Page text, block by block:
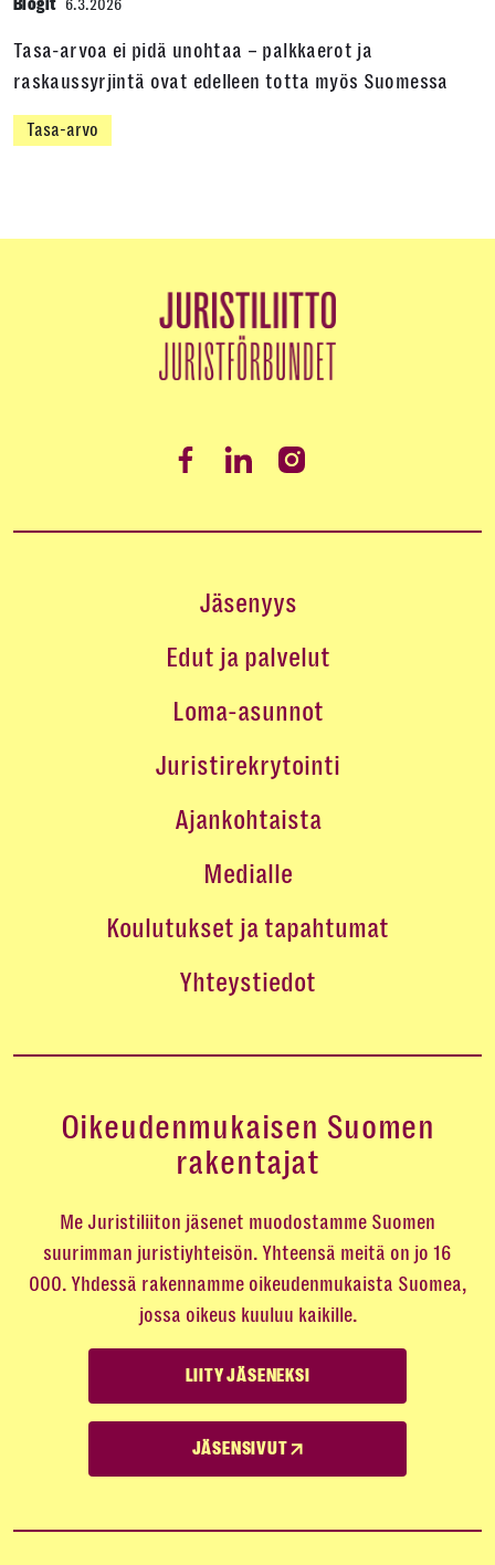
Blogit 6.3.2026
Tasa-arvoa ei pidä unohtaa – palkkaerot ja
raskaussyrjintä ovat edelleen totta myös Suomessa
Tasa-arvo
Jäsenyys
Edut ja palvelut
Loma-asunnot
Juristirekrytointi
Ajankohtaista
Medialle
Koulutukset ja tapahtumat
Yhteystiedot
Oikeudenmukaisen Suomen
rakentajat
Me Juristiliiton jäsenet muodostamme Suomen
suurimman juristiyhteisön. Yhteensä meitä on jo 16
000. Yhdessä rakennamme oikeudenmukaista Suomea,
jossa oikeus kuuluu kaikille.
LIITY JÄSENEKSI
JÄSENSIVUT